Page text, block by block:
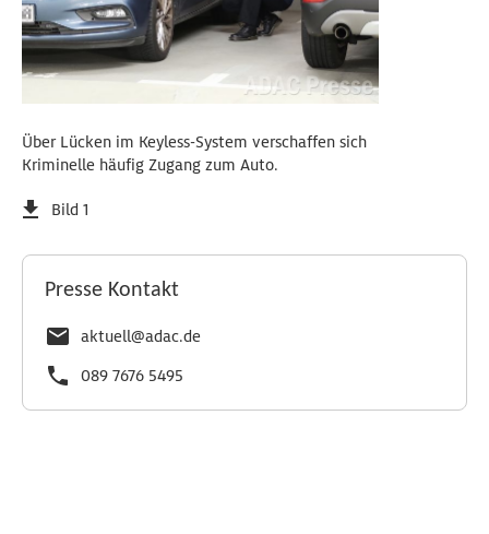
Über Lücken im Keyless-System verschaffen sich
Kriminelle häufig Zugang zum Auto.
Bild 1
Presse Kontakt
aktuell@adac.de
089 7676 5495